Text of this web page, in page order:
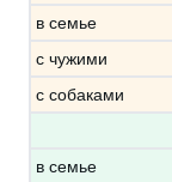
в семье
с чужими
с собаками
в семье